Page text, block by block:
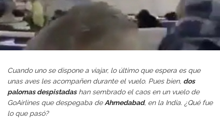
Cuando uno se dispone a viajar, lo último que espera es que
unas aves les acompañen durante el vuelo. Pues bien, dos
palomas despistadashan sembrado el caos en un vuelo de
GoAirlines que despegaba deAhmedabad, en la India. ¿Qué fue
lo que pasó?